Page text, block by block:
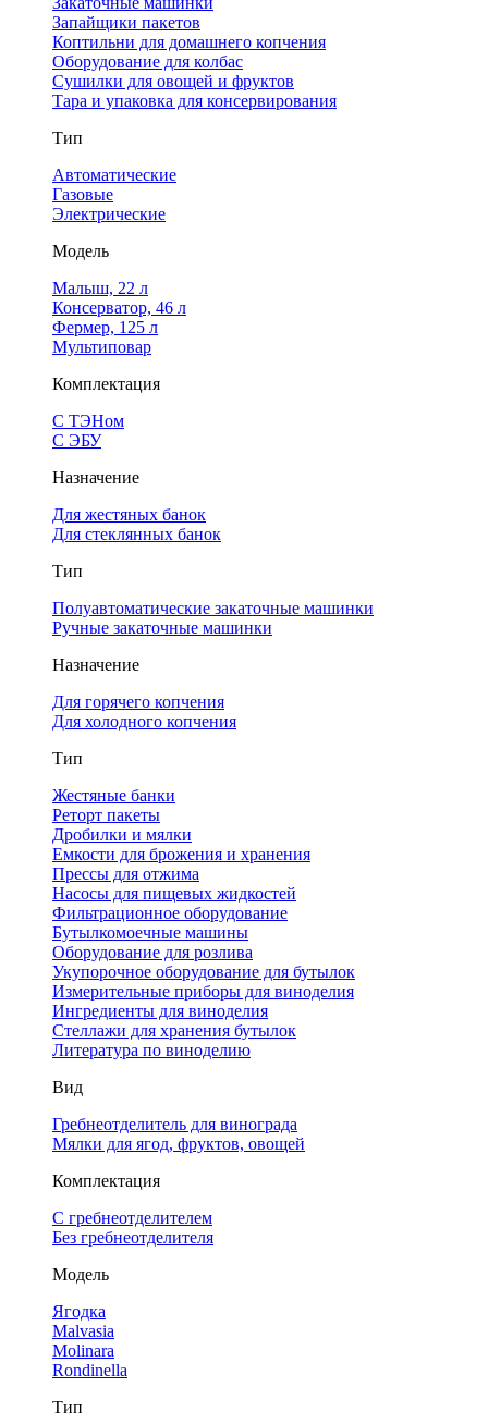
Запайщики пакетов
Коптильни для домашнего копчения
Оборудование для колбас
Сушилки для овощей и фруктов
Тара и упаковка для консервирования
Тип
Автоматические
Газовые
Электрические
Модель
Малыш, 22 л
Консерватор, 46 л
Фермер, 125 л
Мультиповар
Комплектация
С ТЭНом
С ЭБУ
Назначение
Для жестяных банок
Для стеклянных банок
Тип
Полуавтоматические закаточные машинки
Ручные закаточные машинки
Назначение
Для горячего копчения
Для холодного копчения
Тип
Жестяные банки
Реторт пакеты
Дробилки и мялки
Емкости для брожения и хранения
Прессы для отжима
Насосы для пищевых жидкостей
Фильтрационное оборудование
Бутылкомоечные машины
Оборудование для розлива
Укупорочное оборудование для бутылок
Измерительные приборы для виноделия
Ингредиенты для виноделия
Стеллажи для хранения бутылок
Литература по виноделию
Вид
Гребнеотделитель для винограда
Мялки для ягод, фруктов, овощей
Комплектация
С гребнеотделителем
Без гребнеотделителя
Модель
Ягодка
Malvasia
Molinara
Rondinella
Тип